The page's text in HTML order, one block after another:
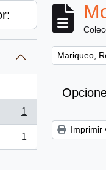
1
1
Remove
Mariqueo,
Imprimir